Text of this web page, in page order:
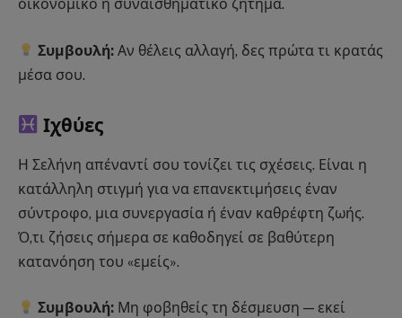
οικονομικό ή συναισθηματικό ζήτημα.
Συμβουλή: Αν θέλεις αλλαγή, δες πρώτα τι κρατάς
μέσα σου.
Ιχθύες
Η Σελήνη απέναντί σου τονίζει τις σχέσεις. Είναι η
κατάλληλη στιγμή για να επανεκτιμήσεις έναν
σύντροφο, μια συνεργασία ή έναν καθρέφτη ζωής.
Ό,τι ζήσεις σήμερα σε καθοδηγεί σε βαθύτερη
κατανόηση του «εμείς».
Συμβουλή: Μη φοβηθείς τη δέσμευση — εκεί